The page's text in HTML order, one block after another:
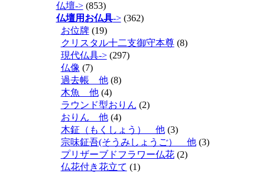
仏壇->(853)
仏壇用お仏具->(362)
お位牌(19)
クリスタル十二支御守本尊(8)
現代仏具->(297)
仏像 (7)
過去帳 他(8)
木魚 他(4)
ラウンド型おりん (2)
おりん 他(4)
木鉦（もくしょう） 他(3)
宗味鉦吾(そうみしょうご） 他(3)
プリザーブドフラワー仏花(2)
仏花付き花立て (1)